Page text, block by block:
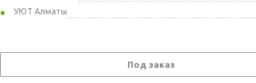
УЮТ Алматы
Под заказ